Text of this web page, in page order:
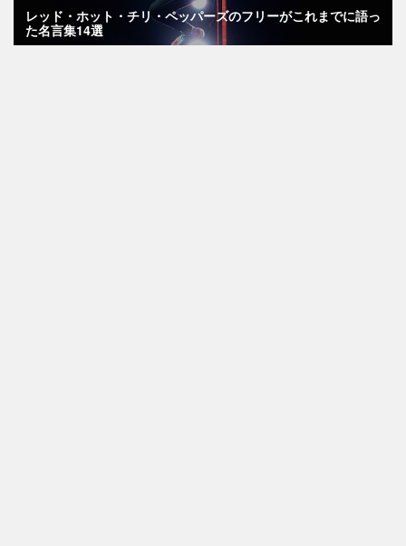
レッド・ホット・チリ・ペッパーズのフリーがこれまでに語っ
た名言集14選